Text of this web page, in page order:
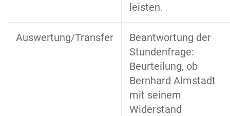
leisten.
Auswertung/Transfer
Beantwortung der
Stundenfrage:
Beurteilung, ob
Bernhard Almstadt
mit seinem
Widerstand